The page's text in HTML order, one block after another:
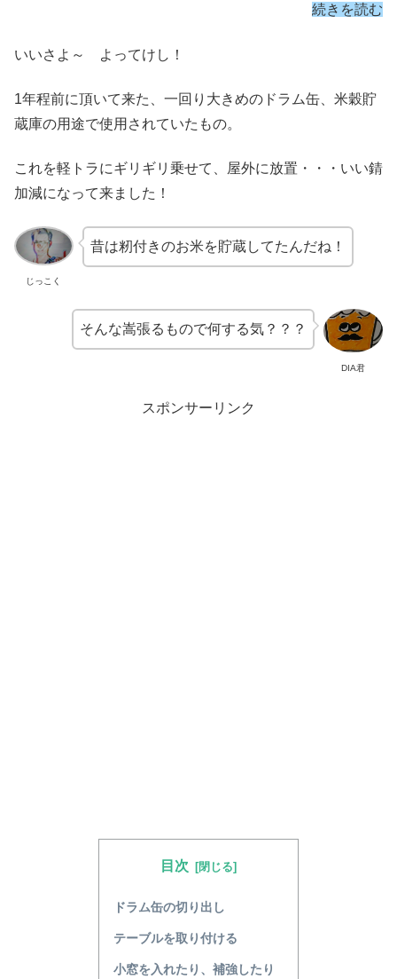
続きを読む
いいさよ～ よってけし！
1年程前に頂いて来た、一回り大きめのドラム缶、米穀貯
蔵庫の用途で使用されていたもの。
これを軽トラにギリギリ乗せて、屋外に放置・・・いい錆
加減になって来ました！
じっこく
昔は籾付きのお米を貯蔵してたんだね！
DIA君
そんな嵩張るもので何する気？？？
スポンサーリンク
目次
ドラム缶の切り出し
テーブルを取り付ける
小窓を入れたり、補強したり